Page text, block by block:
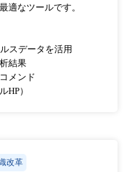
適なツールです。
スデータを活用
結果
メンド
HP）
改革